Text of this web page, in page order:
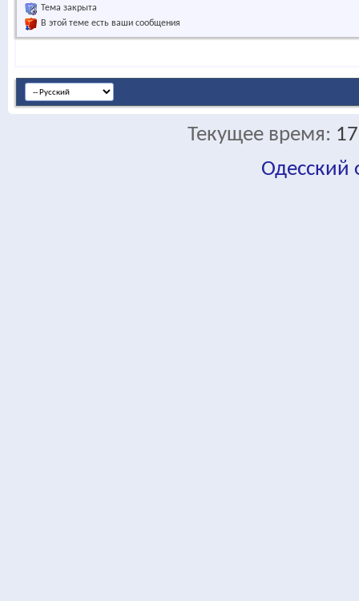
Тема закрыта
В этой теме есть ваши сообщения
Текущее время:
Одесский